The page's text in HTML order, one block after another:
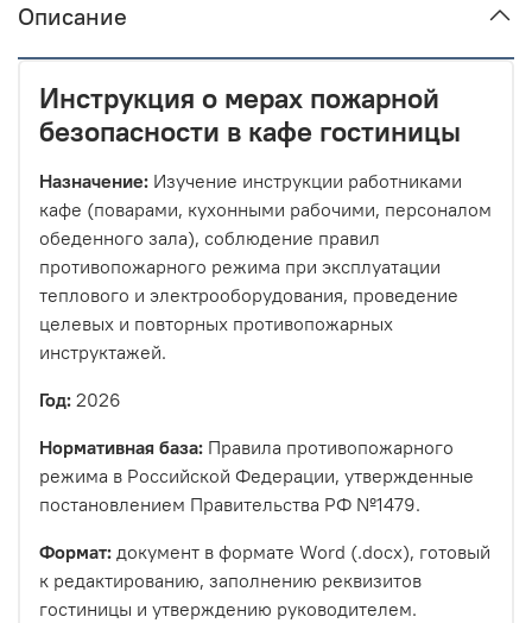
Описание
Инструкция о мерах пожарной
безопасности в кафе гостиницы
Назначение: Изучение инструкции работниками
кафе (поварами, кухонными рабочими, персоналом
обеденного зала), соблюдение правил
противопожарного режима при эксплуатации
теплового и электрооборудования, проведение
целевых и повторных противопожарных
инструктажей.
Год: 2026
Нормативная база: Правила противопожарного
режима в Российской Федерации, утвержденные
постановлением Правительства РФ №1479.
Формат: документ в формате Word (.docx), готовый
к редактированию, заполнению реквизитов
гостиницы и утверждению руководителем.